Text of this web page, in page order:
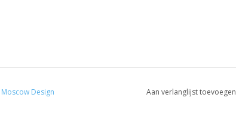
Moscow Design Aan verlanglijst toevoegen